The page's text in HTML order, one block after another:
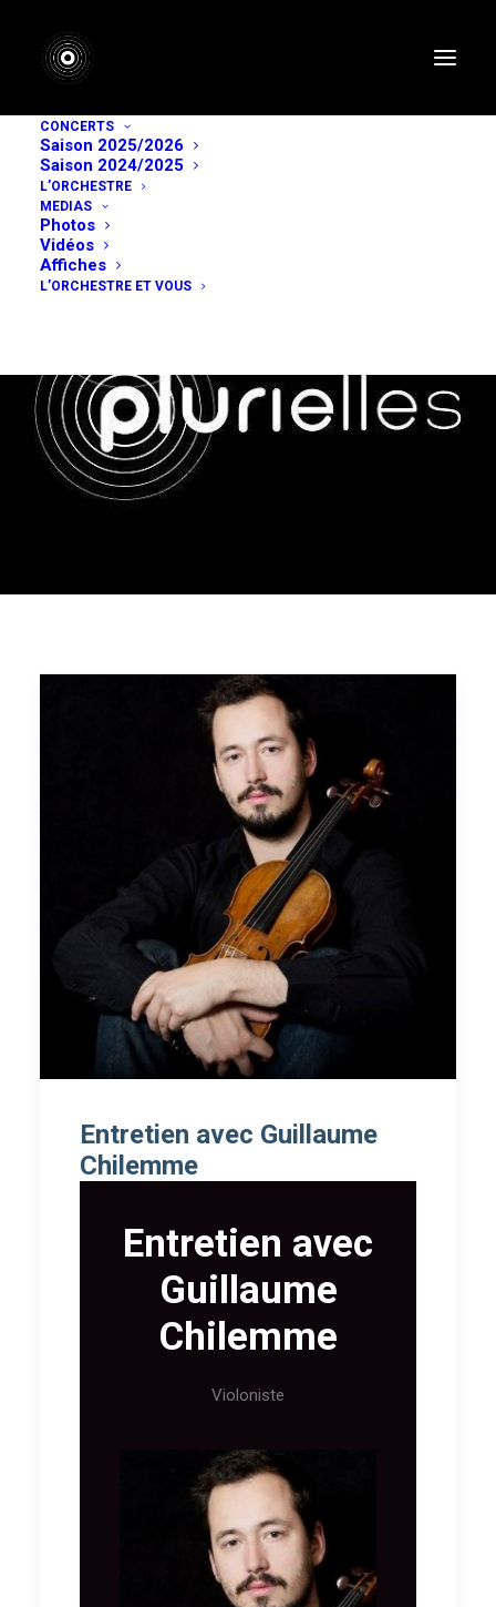
CONCERTS
Saison 2025/2026
Saison 2024/2025
L’ORCHESTRE
MEDIAS
Photos
Vidéos
Affiches
L’ORCHESTRE ET VOUS
Entretien avec Guillaume
Chilemme
Entretien avec
Guillaume
Chilemme
Violoniste